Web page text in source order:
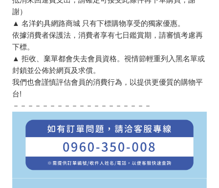
謝）
▲ 名洋釣具網路商城 只有下標購物享受的獨家優惠。
依據消費者保護法，消費者享有七日鑑賞期，請審慎考慮再
下標。
▲ 拒收、棄單都會失去會員資格。視情節輕重列入黑名單或
封鎖並公佈於網頁及求償。
我們也會謹慎評估會員的消費行為，以提供更優質的購物平
台!
－－－－－－－－－－－－－－－－－－－